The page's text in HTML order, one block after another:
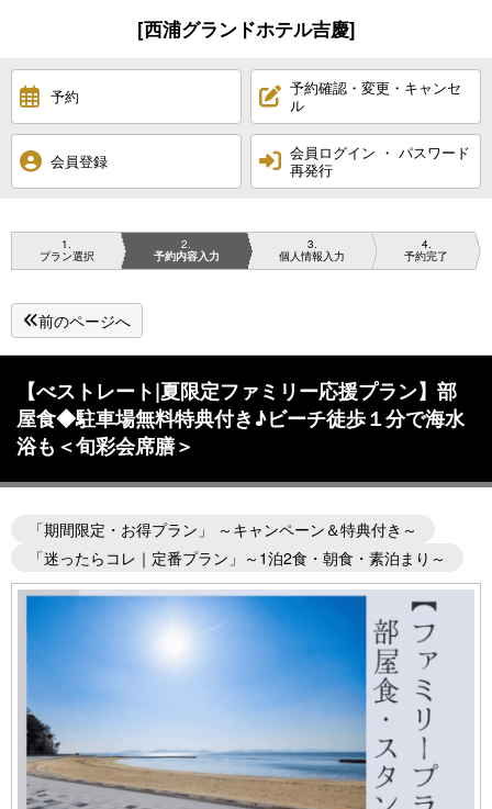
[西浦グランドホテル吉慶]
予約
予約確認・変更・キャンセ
ル
会員登録
会員ログイン ・ パスワード
再発行
1
プラン選択
2
予約内容入力
3
個人情報入力
4
予約完了
前のページへ
【べストレート|夏限定ファミリー応援プラン】部
屋食◆駐車場無料特典付き♪ビーチ徒歩１分で海水
浴も＜旬彩会席膳＞
「期間限定・お得プラン」 ～キャンペーン＆特典付き～
「迷ったらコレ｜定番プラン」～1泊2食・朝食・素泊まり～